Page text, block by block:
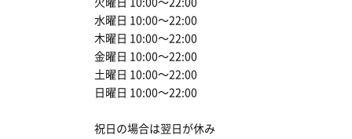
水曜日 10:00〜22:00
木曜日 10:00〜22:00
金曜日 10:00〜22:00
土曜日 10:00〜22:00
日曜日 10:00〜22:00
祝日の場合は翌日が休み